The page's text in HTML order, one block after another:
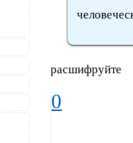
расшифруйте
0